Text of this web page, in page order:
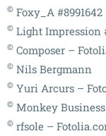
© Foxy_A
© Light Impression
© Composer –
© Nils Bergmann
© Yuri Arcurs –
© Monkey
© rfsole –